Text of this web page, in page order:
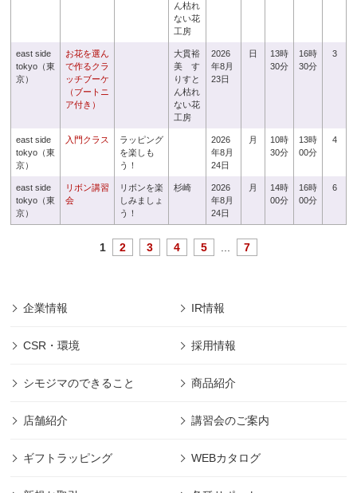
ん枯れ
ない花
工房
east side
tokyo（東
京）
お花を選ん
で作るクラ
ッチブーケ
（ブートニ
ア付き）
大貫裕
美 す
りすと
ん枯れ
ない花
工房
2026
年8月
23日
日
13時
30分
16時
30分
3
east side
tokyo（東
京）
入門クラス
ラッピング
を楽しも
う！
2026
年8月
24日
月
10時
30分
13時
00分
4
east side
tokyo（東
京）
リボン講習
会
リボンを楽
しみましょ
う！
杉崎
2026
年8月
24日
月
14時
00分
16時
00分
6
1 2 3 4 5 7
企業情報 IR情報
CSR・環境 採用情報
シモジマのできること 商品紹介
店舗紹介 講習会のご案内
ギフトラッピング WEBカタログ